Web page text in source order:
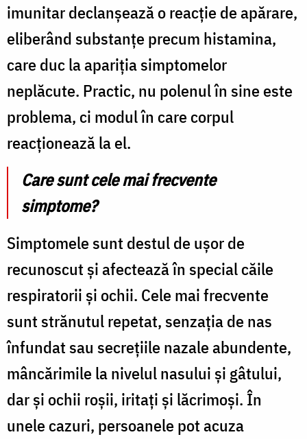
imunitar declanșează o reacție de apărare,
eliberând substanțe precum histamina,
care duc la apariția simptomelor
neplăcute. Practic, nu polenul în sine este
problema, ci modul în care corpul
reacționează la el.
Care sunt cele mai frecvente
simptome?
Simptomele sunt destul de ușor de
recunoscut și afectează în special căile
respiratorii și ochii. Cele mai frecvente
sunt strănutul repetat, senzația de nas
înfundat sau secrețiile nazale abundente,
mâncărimile la nivelul nasului și gâtului,
dar și ochii roșii, iritați și lăcrimoși. În
unele cazuri, persoanele pot acuza